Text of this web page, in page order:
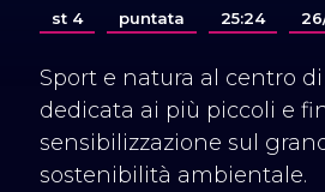
st 4 puntata 25:24
Sport e natura al centro
dedicata ai più piccoli e
sensibilizzazione sul
sostenibilità ambientale.